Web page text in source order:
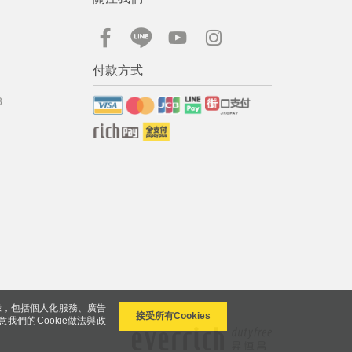
包括個人化服務、廣告
我們的Cookie做法與政
接受所有Cookies
付款方式